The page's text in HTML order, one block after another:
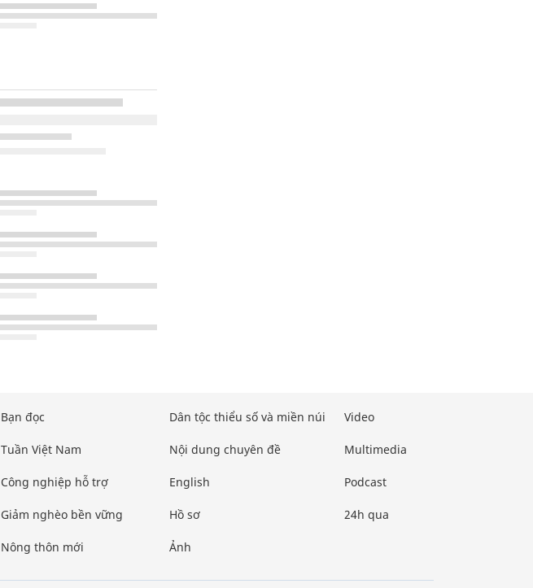
Bạn đọc
Tuần Việt Nam
Công nghiệp hỗ trợ
Giảm nghèo bền vững
Nông thôn mới
Dân tộc thiểu số và miền núi
Nội dung chuyên đề
English
Hồ sơ
Ảnh
Video
Multimedia
Podcast
24h qua